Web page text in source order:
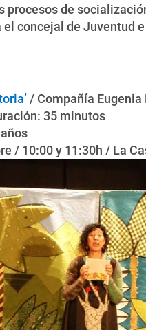
procesos de
el concejal de Juventud
/ Compañía Eugenia
35 minutos
/ 10:00 y 11:30h / La